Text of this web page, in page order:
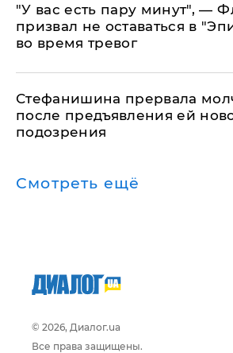
​"У вас есть пару минут", —
призвал не оставаться в
во время тревог
Стефанишина прервала
после предъявления ей
подозрения
Смотреть ещё
© 2026, Диалог.ua
Все права защищены.